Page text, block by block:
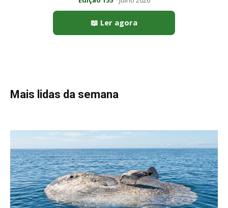
Peixe-lua emerge horizontalmente na superfície oceânica para
permitir que aves marinhas removam ectoparasitas